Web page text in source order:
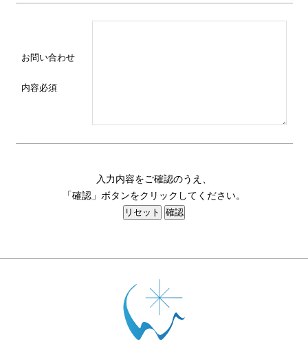
お問い合わせ
内容必須
入力内容をご確認のうえ、
「確認」ボタンをクリックしてください。